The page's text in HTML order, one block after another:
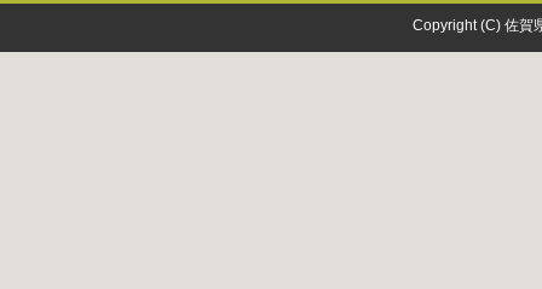
Copyright (C) 佐賀